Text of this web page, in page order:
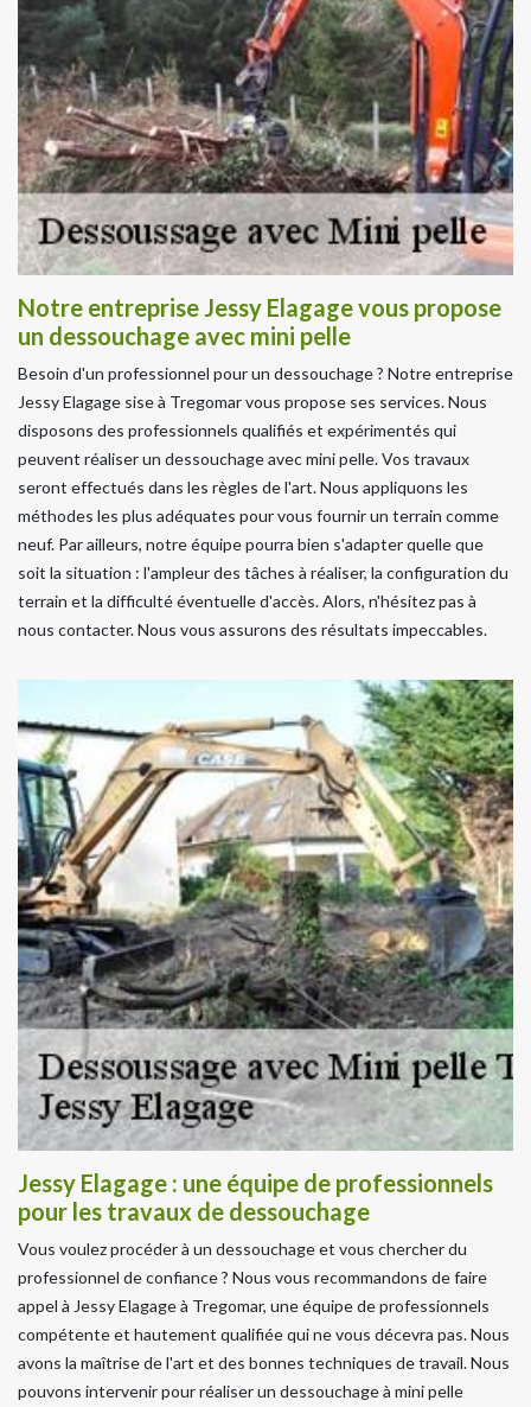
Notre entreprise Jessy Elagage vous propose
un dessouchage avec mini pelle
Besoin d'un professionnel pour un dessouchage ? Notre entreprise
Jessy Elagage sise à Tregomar vous propose ses services. Nous
disposons des professionnels qualifiés et expérimentés qui
peuvent réaliser un dessouchage avec mini pelle. Vos travaux
seront effectués dans les règles de l'art. Nous appliquons les
méthodes les plus adéquates pour vous fournir un terrain comme
neuf. Par ailleurs, notre équipe pourra bien s'adapter quelle que
soit la situation : l'ampleur des tâches à réaliser, la configuration du
terrain et la difficulté éventuelle d'accès. Alors, n'hésitez pas à
nous contacter. Nous vous assurons des résultats impeccables.
Jessy Elagage : une équipe de professionnels
pour les travaux de dessouchage
Vous voulez procéder à un dessouchage et vous chercher du
professionnel de confiance ? Nous vous recommandons de faire
appel à Jessy Elagage à Tregomar, une équipe de professionnels
compétente et hautement qualifiée qui ne vous décevra pas. Nous
avons la maîtrise de l'art et des bonnes techniques de travail. Nous
pouvons intervenir pour réaliser un dessouchage à mini pelle